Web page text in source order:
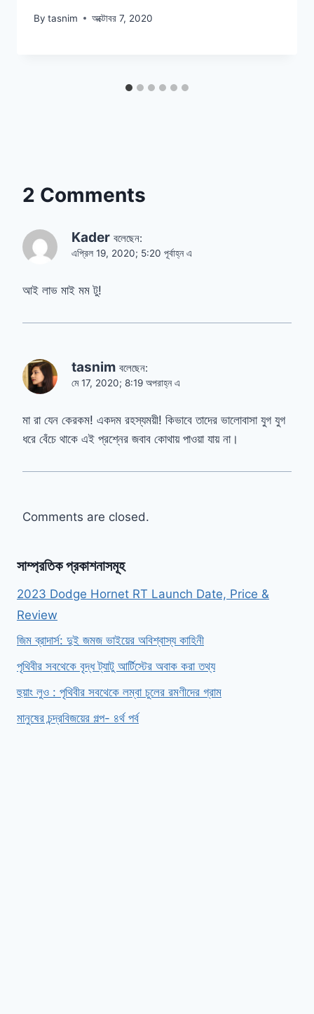
By tasnim অক্টোবর 7, 2020
2 Comments
Kader বলেছেন:
এপ্রিল 19, 2020; 5:20 পূর্বাহ্ন এ
আই লাভ মাই মম টু!
tasnim বলেছেন:
মে 17, 2020; 8:19 অপরাহ্ন এ
মা রা যেন কেরকম! একদম রহস্যময়ী! কিভাবে তাদের ভালোবাসা যুগ যুগ
ধরে বেঁচে থাকে এই প্রশ্নের জবাব কোথায় পাওয়া যায় না।
Comments are closed.
সাম্প্রতিক প্রকাশনাসমূহ
2023 Dodge Hornet RT Launch Date, Price &
Review
জিম ব্রাদার্স: দুই জমজ ভাইয়ের অবিশ্বাস্য কাহিনী
পৃথিবীর সবথেকে বৃদ্ধ ট্যাটু আর্টিস্টের অবাক করা তথ্য
হুয়াং লুও : পৃথিবীর সবথেকে লম্বা চুলের রমণীদের গ্রাম
মানুষের চন্দ্রবিজয়ের গল্প- ৪র্থ পর্ব